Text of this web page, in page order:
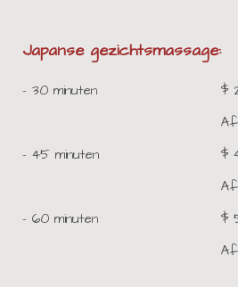
Japanse gezichtsmassage:
- 30 minuten
$
- 45 minuten
$
- 60 minuten
$